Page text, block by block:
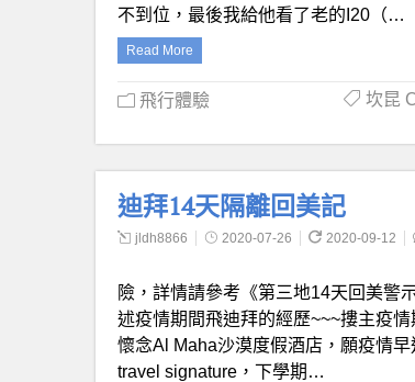
不到位，最後我給他看了老的I20（…
Read More
飛行體驗 坎昆
迪拜14天隔離回美記
jldh8866 2020-07-26 2020-09-12
險，詳情請參考《第三地14天回美警
述疫情期間飛迪拜的經歷~~~摟主疫
懷念Al Maha沙漠度假酒店，願疫情
travel signature，下學期…